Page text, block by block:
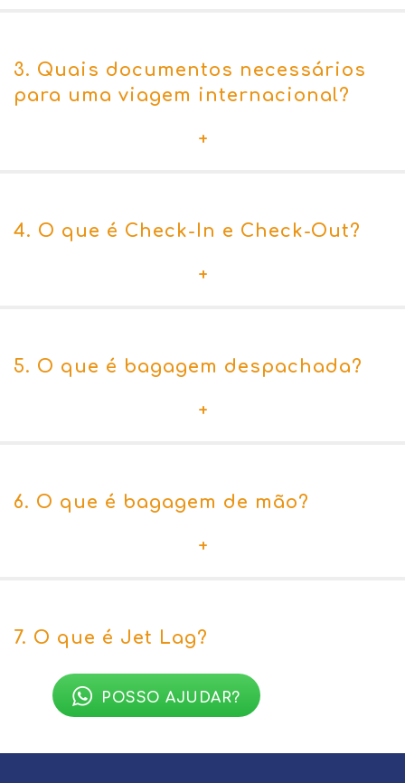
3. Quais documentos necessários
para uma viagem internacional?
+
4. O que é Check-In e Check-Out?
+
5. O que é bagagem despachada?
+
6. O que é bagagem de mão?
+
7. O que é Jet Lag?
POSSO AJUDAR?